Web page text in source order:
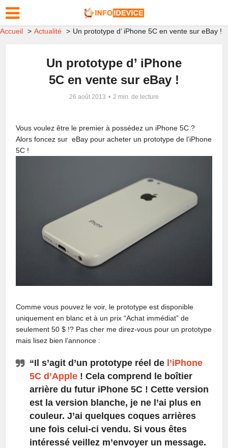
Accueil Actualité Un prototype d’ iPhone 5C en vente sur eBay !
Un prototype d’ iPhone
5C en vente sur eBay !
26 août 2013 2 min. de lecture
Vous voulez être le premier à possédez un iPhone 5C ?
Alors foncez sur eBay pour acheter un prototype de l’iPhone
5C !
Comme vous pouvez le voir, le prototype est disponible
uniquement en blanc et à un prix “Achat immédiat” de
seulement 50 $ !? Pas cher me direz-vous pour un prototype
mais lisez bien l’annonce :
“Il s’agit d’un prototype réel de l’iPhone
5C d’Apple ! Cela comprend le boîtier
arrière du futur iPhone 5C ! Cette version
est la version blanche, je ne l’ai plus en
couleur. J’ai quelques coques arrières
une fois celui-ci vendu. Si vous êtes
intéressé veillez m’envoyer un message.